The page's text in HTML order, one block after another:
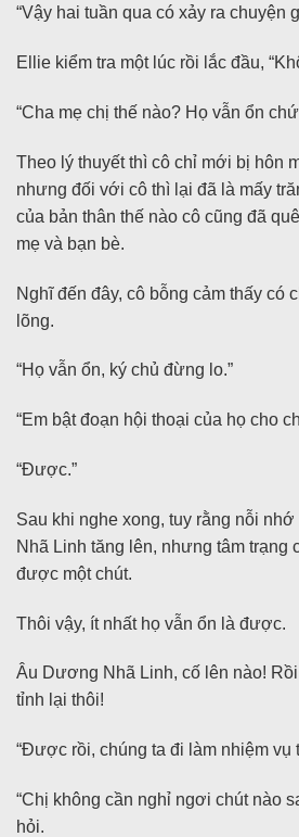
“Vậy hai tuần qua có xảy ra chuyện
Ellie kiểm tra một lúc rồi lắc đầu,
“Cha mẹ chị thế nào? Họ vẫn ổn
Theo lý thuyết thì cô chỉ mới bị hôn
nhưng đối với cô thì lại đã là mấy
của bản thân thế nào cô cũng đã
mẹ và bạn bè.
Nghĩ đến đây, cô bỗng cảm thấy có
lõng.
“Họ vẫn ổn, ký chủ đừng lo.”
“Em bật đoạn hội thoại của họ cho
“Được.”
Sau khi nghe xong, tuy rằng nỗi
Nhã Linh tăng lên, nhưng tâm trạng
được một chút.
Thôi vậy, ít nhất họ vẫn ổn là được.
Âu Dương Nhã Linh, cố lên nào!
tỉnh lại thôi!
“Được rồi, chúng ta đi làm nhiệm vụ
“Chị không cần nghỉ ngơi chút nào
hỏi.